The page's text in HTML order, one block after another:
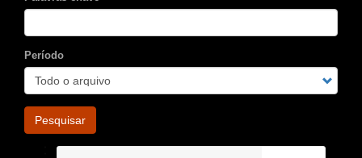
Período
Pesquisar